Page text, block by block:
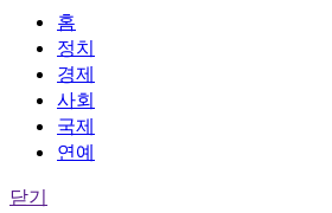
홈
정치
경제
사회
국제
연예
닫기